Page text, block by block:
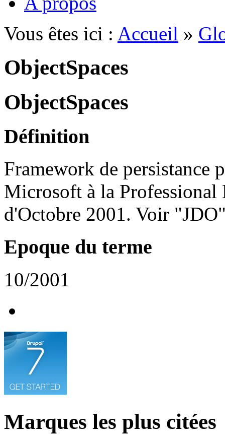
Vous êtes ici : Accueil »
ObjectSpaces
ObjectSpaces
Définition
Framework de
Microsoft à la Professional
d'Octobre 2001. Voir
Epoque du terme
10/2001
Marques les plus citées